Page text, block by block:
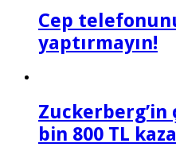
Cep
yaptırmayın!
bin 800 TL